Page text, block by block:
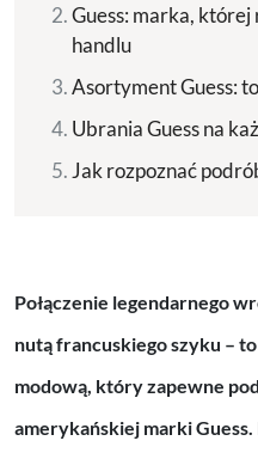
Guess: marka,
handlu
Asortyment Guess:
Ubrania Guess na
Jak rozpoznać
Połączenie legendarnego
nutą francuskiego szyku –
modową, który zapewne
amerykańskiej marki